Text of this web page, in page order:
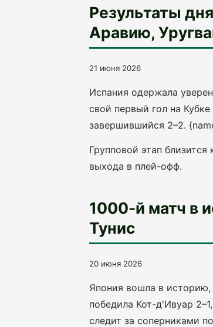
Результаты
Аравию,
21 июня 2026
Испания одержала
свой первый гол на
завершившийся 2–2.
Групповой этап
выхода в плей-офф.
1000-й матч в
Тунис
20 июня 2026
Япония вошла в историю,
победила Кот-д'Ивуар
следит за соперниками